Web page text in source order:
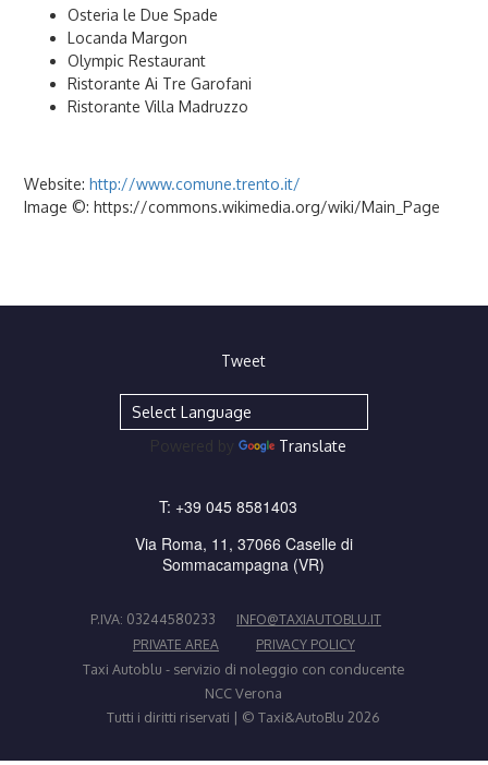
Osteria le Due Spade
Locanda Margon
Olympic Restaurant
Ristorante Ai Tre Garofani
Ristorante Villa Madruzzo
Website:http://www.comune.trento.it/
Image ©: https://commons.wikimedia.org/wiki/Main_Page
Tweet
Translate
T: +39 045 8581403
Via Roma, 11, 37066 Caselle di
Sommacampagna (VR)
P.IVA: 03244580233
INFO@TAXIAUTOBLU.IT
PRIVATE AREA
PRIVACY POLICY
Taxi Autoblu - servizio di noleggio con conducente
NCC Verona
Tutti i diritti riservati | © Taxi&AutoBlu 2026